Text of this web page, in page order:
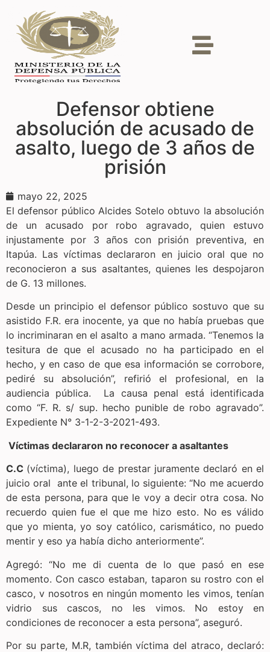
Defensor obtiene
absolución de acusado de
asalto, luego de 3 años de
prisión
mayo 22, 2025
El defensor público Alcides Sotelo obtuvo la absolución
de un acusado por robo agravado, quien estuvo
injustamente por 3 años con prisión preventiva, en
Itapúa. Las víctimas declararon en juicio oral que no
reconocieron a sus asaltantes, quienes les despojaron
de G. 13 millones.
Desde un principio el defensor público sostuvo que su
asistido F.R. era inocente, ya que no había pruebas que
lo incriminaran en el asalto a mano armada. “Tenemos la
tesitura de que el acusado no ha participado en el
hecho, y en caso de que esa información se corrobore,
pediré su absolución”, refirió el profesional, en la
audiencia pública. La causa penal está identificada
como “F. R. s/ sup. hecho punible de robo agravado”.
Expediente N° 3-1-2-3-2021-493.
Víctimas declararon no reconocer a asaltantes
C.C (víctima), luego de prestar juramente declaró en el
juicio oral ante el tribunal, lo siguiente: “No me acuerdo
de esta persona, para que le voy a decir otra cosa. No
recuerdo quien fue el que me hizo esto. No es válido
que yo mienta, yo soy católico, carismático, no puedo
mentir y eso ya había dicho anteriormente”.
Agregó: “No me di cuenta de lo que pasó en ese
momento. Con casco estaban, taparon su rostro con el
casco, v nosotros en ningún momento les vimos, tenían
vidrio sus cascos, no les vimos. No estoy en
condiciones de reconocer a esta persona”, aseguró.
Por su parte, M.R, también víctima del atraco, declaró: